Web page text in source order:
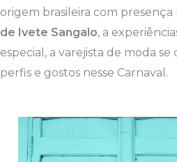
origem brasileira com
de Ivete Sangalo, a
especial, a varejista de moda
perfis e gostos nesse Carnaval.